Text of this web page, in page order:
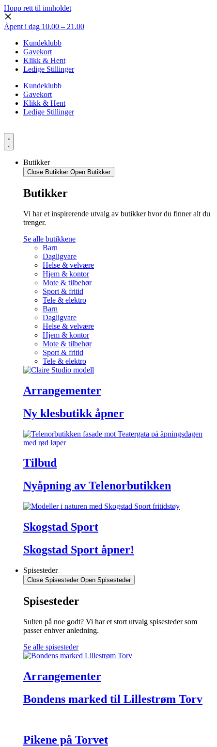
Hopp rett til innholdet
Åpent i dag 10.00 – 21.00
Kundeklubb
Gavekort
Klikk & Hent
Ledige Stillinger
Kundeklubb
Gavekort
Klikk & Hent
Ledige Stillinger
Butikker
Close Butikker Open Butikker
Butikker
Vi har et inspirerende utvalg av butikker hvor du finner alt du
trenger.
Se alle butikkene
Barn
Dagligvare
Helse & velvære
Hjem & kontor
Mote & tilbehør
Sport & fritid
Tele & elektro
Barn
Dagligvare
Helse & velvære
Hjem & kontor
Mote & tilbehør
Sport & fritid
Tele & elektro
Arrangementer
Ny klesbutikk åpner
Tilbud
Nyåpning av Telenorbutikken
Skogstad Sport
Skogstad Sport åpner!
Spisesteder
Close Spisesteder Open Spisesteder
Spisesteder
Sulten på noe godt? Vi har et stort utvalg spisesteder som
passer enhver anledning.
Se alle spisesteder
Arrangementer
Bondens marked til Lillestrøm Torv
Pikene på Torvet